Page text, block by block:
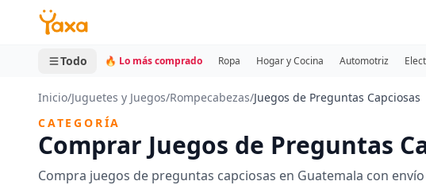
MINI CARRITO
0 productos
Todo 🔥 Lo más comprado Ropa Hogar y Cocina Automotriz
Inicio/Juguetes y Juegos/Rompecabezas/Juegos de Preguntas Capciosas
CATEGORÍA
Comprar Juegos de Preguntas
Compra juegos de preguntas capciosas en Guatemala con